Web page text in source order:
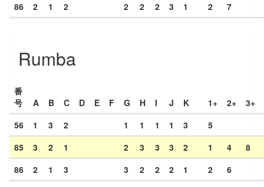
86
2 1 2 2 2 2 3 1 2 7
Rumba
番
号
A B C D E F G H I J K 1+ 2+
3+
56
1 3 2 1 1 1 1 3
5
85
3 2 1 2 3 3 3 2 1 4
8
86
2 1 3 3 2 2 2 1 2 6